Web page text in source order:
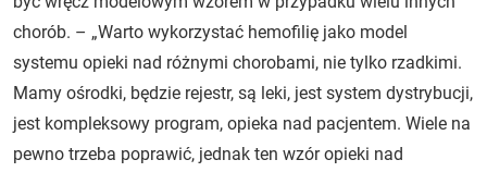
chorób. – „Warto wykorzystać hemofilię jako model
systemu opieki nad różnymi chorobami, nie tylko rzadkimi.
Mamy ośrodki, będzie rejestr, są leki, jest system dystrybucji,
jest kompleksowy program, opieka nad pacjentem. Wiele na
pewno trzeba poprawić, jednak ten wzór opieki nad